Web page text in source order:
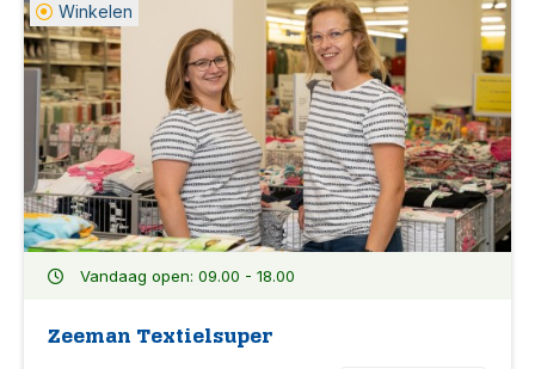
Winkelen
Vandaag open: 09.00 - 18.00
Zeeman Textielsuper